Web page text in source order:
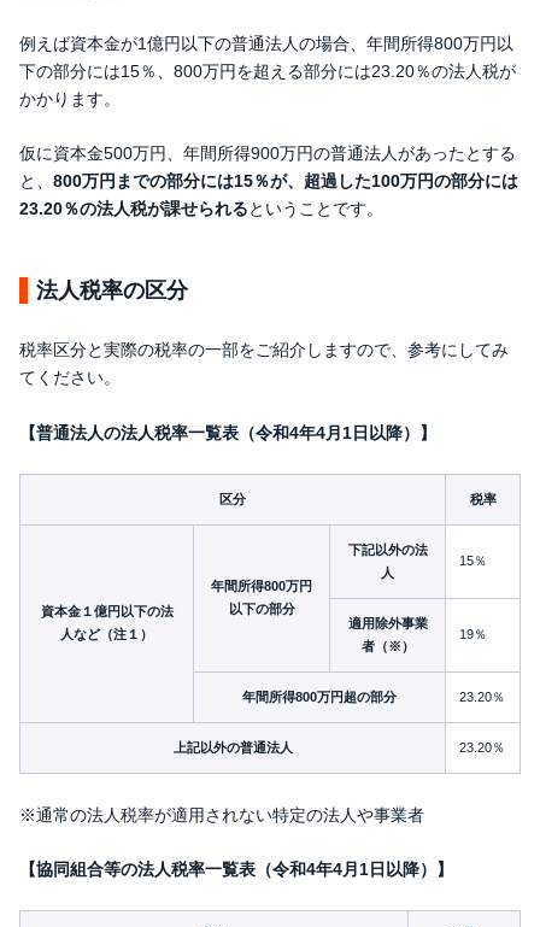
例えば資本金が1億円以下の普通法人の場合、年間所得800万円以
下の部分には15％、800万円を超える部分には23.20％の法人税が
かかります。
仮に資本金500万円、年間所得900万円の普通法人があったとする
と、 800万円までの部分には15％が、超過した100万円の部分には
23.20％の法人税が課せられるということです。
法人税率の区分
税率区分と実際の税率の一部をご紹介しますので、参考にしてみ
てください。
【普通法人の法人税率一覧表（令和4年4月1日以降）】
区分 税率
資本金１億円以下の法
人など（注１）
年間所得800万円
以下の部分
下記以外の法
人
15％
適用除外事業
者（※）
19％
年間所得800万円超の部分 23.20％
上記以外の普通法人 23.20％
※通常の法人税率が適用されない特定の法人や事業者
【協同組合等の法人税率一覧表（令和4年4月1日以降）】